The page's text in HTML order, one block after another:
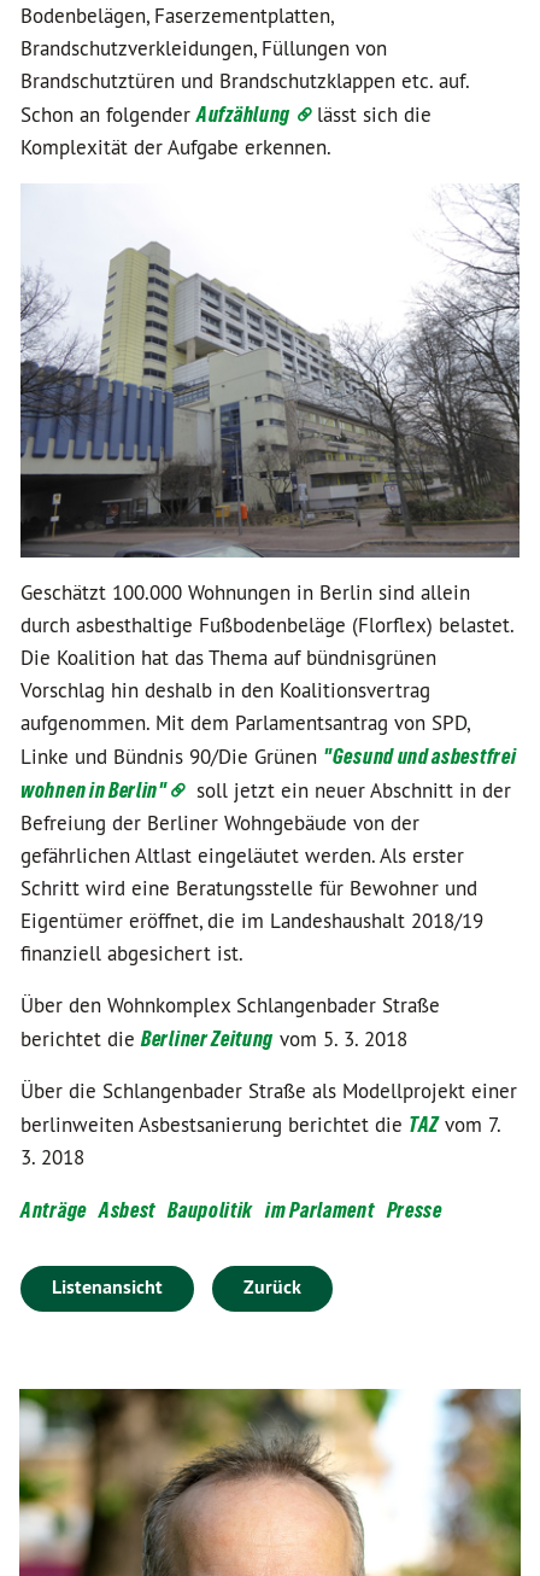
Bodenbelägen, Faserzementplatten,
Brandschutzverkleidungen, Füllungen von
Brandschutztüren und Brandschutzklappen etc. auf.
Schon an folgenderAufzählung
lässt sich die
Komplexität der Aufgabe erkennen.
Geschätzt 100.000 Wohnungen in Berlin sind allein
durch asbesthaltige Fußbodenbeläge (Florflex) belastet.
Die Koalition hat das Thema auf bündnisgrünen
Vorschlag hin deshalb in den Koalitionsvertrag
aufgenommen. Mit dem Parlamentsantrag von SPD,
Linke und Bündnis 90/Die Grünen "Gesund und asbestfrei
wohnen in Berlin"
soll jetzt ein neuer Abschnitt in der
Befreiung der Berliner Wohngebäude von der
gefährlichen Altlast eingeläutet werden. Als erster
Schritt wird eine Beratungsstelle für Bewohner und
Eigentümer eröffnet, die im Landeshaushalt 2018/19
finanziell abgesichert ist.
Über den Wohnkomplex Schlangenbader Straße
berichtet dieBerliner Zeitung vom 5. 3. 2018
Über die Schlangenbader Straße als Modellprojekt einer
berlinweiten Asbestsanierung berichtet die TAZvom 7.
3. 2018
Anträge Asbest Baupolitik im Parlament Presse
Listenansicht Zurück